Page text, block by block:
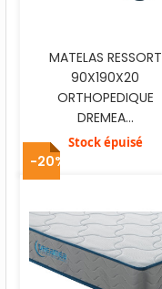
MATELAS RESSORT
90X190X20
ORTHOPEDIQUE
DREMEA...
Stock épuisé
-20%